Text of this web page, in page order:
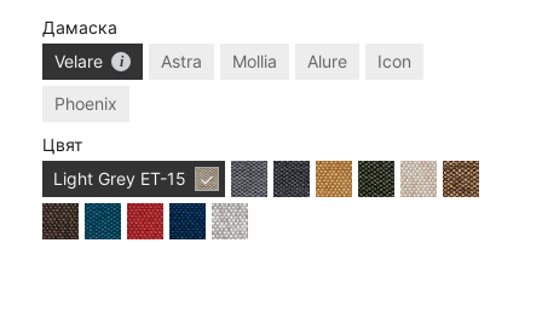
Дамаска
Velare
Astra Mollia Alure Icon
Phoenix
Цвят
Light Grey ET-15